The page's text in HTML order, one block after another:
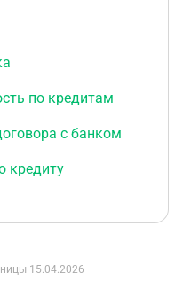
по кредитам
с банком
кредиту
15.04.2026